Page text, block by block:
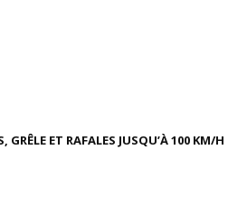
GRÊLE ET RAFALES JUSQU’À 100 KM/H